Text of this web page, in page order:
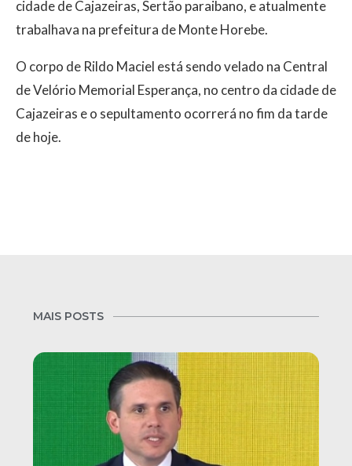
cidade de Cajazeiras, Sertão paraibano, e atualmente
trabalhava na prefeitura de Monte Horebe.
O corpo de Rildo Maciel está sendo velado na Central
de Velório Memorial Esperança, no centro da cidade de
Cajazeiras e o sepultamento ocorrerá no fim da tarde
de hoje.
MAIS POSTS